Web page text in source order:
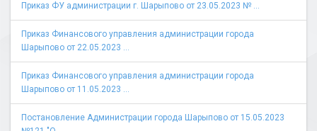
Приказ ФУ администрации г. Шарыпово от 23.05.2023 № ...
Приказ Финансового управления администрации города
Шарыпово от 22.05.2023 ...
Приказ Финансового управления администрации города
Шарыпово от 11.05.2023 ...
Постановление Администрации города Шарыпово от 15.05.2023